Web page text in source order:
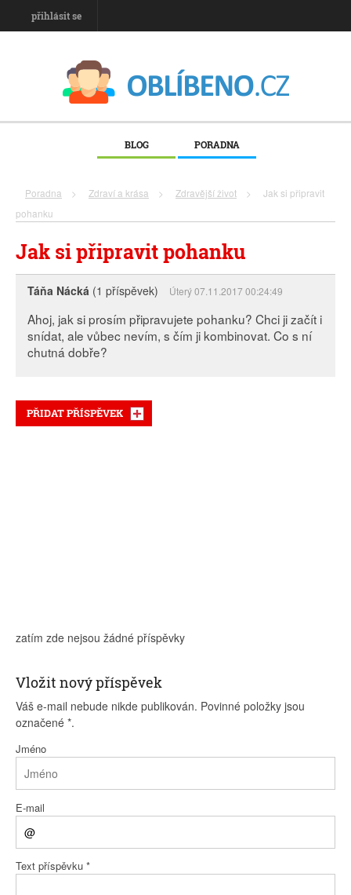
přihlásit se
BLOG PORADNA
Poradna > Zdraví a krása > Zdravější život >
Jak si připravit
pohanku
Jak si připravit pohanku
Táňa Nácká (1 příspěvek) Úterý 07.11.2017 00:24:49
Ahoj, jak si prosím připravujete pohanku? Chci ji začít i
snídat, ale vůbec nevím, s čím ji kombinovat. Co s ní
chutná dobře?
PŘIDAT PŘÍSPĚVEK
zatím zde nejsou žádné příspěvky
Vložit nový příspěvek
Váš e-mail nebude nikde publikován. Povinné položky jsou
označené *.
Jméno
E-mail
Text příspěvku *